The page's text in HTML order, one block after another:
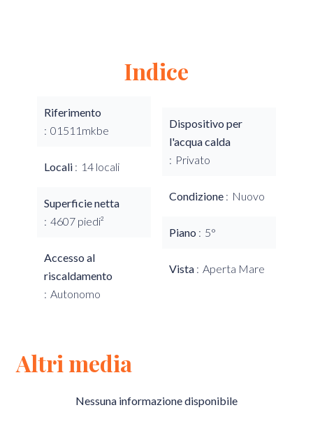
Indice
Riferimento
01511mkbe
Locali 14 locali
Superficie netta
4607 piedi²
Accesso al
riscaldamento
Autonomo
Dispositivo per
l'acqua calda
Privato
Condizione Nuovo
Piano 5°
Vista Aperta Mare
Altri media
Nessuna informazione disponibile